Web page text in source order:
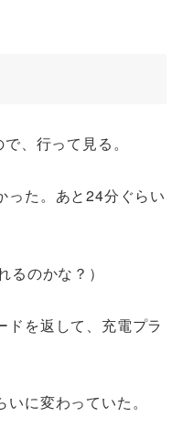
、行って見る。
った。あと24分ぐらい
るのかな？）
ドを返して、充電プラ
に変わっていた。